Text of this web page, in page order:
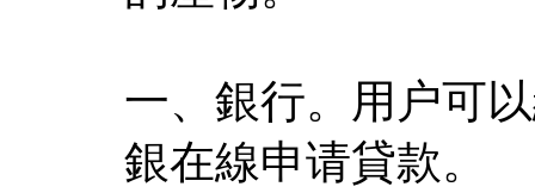
一、銀行。用户可
銀在線申请貸款。